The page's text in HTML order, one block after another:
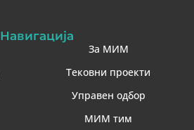
Навигација
За МИМ
Тековни проекти
Управен одбор
МИМ тим